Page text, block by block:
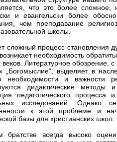
что это более
и евангельски более
чем преподавание
школы.
сложный процесс становления
необходимость
Литературное обозрение, с
„Богомыслие“, выделяет в
и важности
дидактические методы
педагогического
исследований. Однако
к этой проблеме и
базы для христианских школ.
всегда высоко